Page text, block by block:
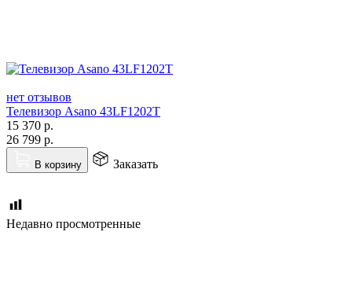
нет отзывов
Телевизор Asano 43LF1202T
15 370 р.
26 799 р.
В корзину Заказать
Недавно просмотренные